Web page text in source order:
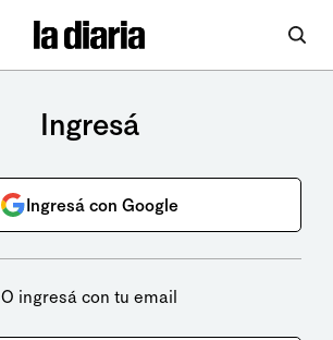
Ingresá
Ingresá con Google
O ingresá con tu email